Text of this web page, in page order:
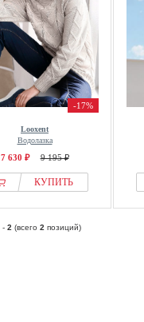
-17%
Looxent
Водолазка
7 630 ₽ 9 195 ₽
КУПИТЬ
- 2 (всего 2 позиций)